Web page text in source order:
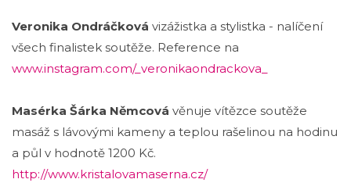
Veronika Ondráčková vizážistka a stylistka - nalíčení
všech finalistek soutěže. Reference na
www.instagram.com/_veronikaondrackova_
Masérka Šárka Němcová věnuje vítězce soutěže
masáž s lávovými kameny a teplou rašelinou na hodinu
a půl v hodnotě 1200 Kč.
http://www.kristalovamaserna.cz/